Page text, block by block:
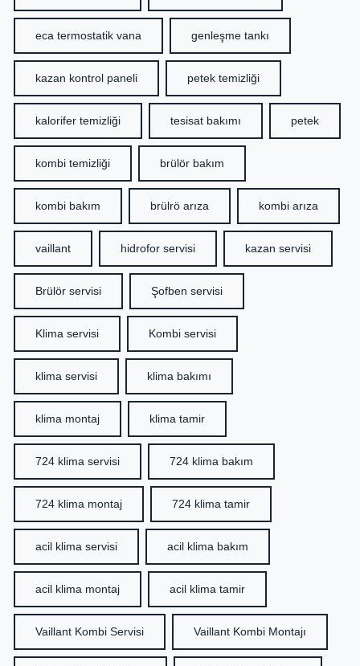
eca termostatik vana genleşme tankı
kazan kontrol paneli petek temizliği
kalorifer temizliği tesisat bakımı petek
kombi temizliği brülör bakım
kombi bakım brülrö arıza kombi arıza
vaillant hidrofor servisi kazan servisi
Brülör servisi Şofben servisi
Klima servisi Kombi servisi
klima servisi klima bakımı
klima montaj klima tamir
724 klima servisi 724 klima bakım
724 klima montaj 724 klima tamir
acil klima servisi acil klima bakım
acil klima montaj acil klima tamir
Vaillant Kombi Servisi Vaillant Kombi Montajı